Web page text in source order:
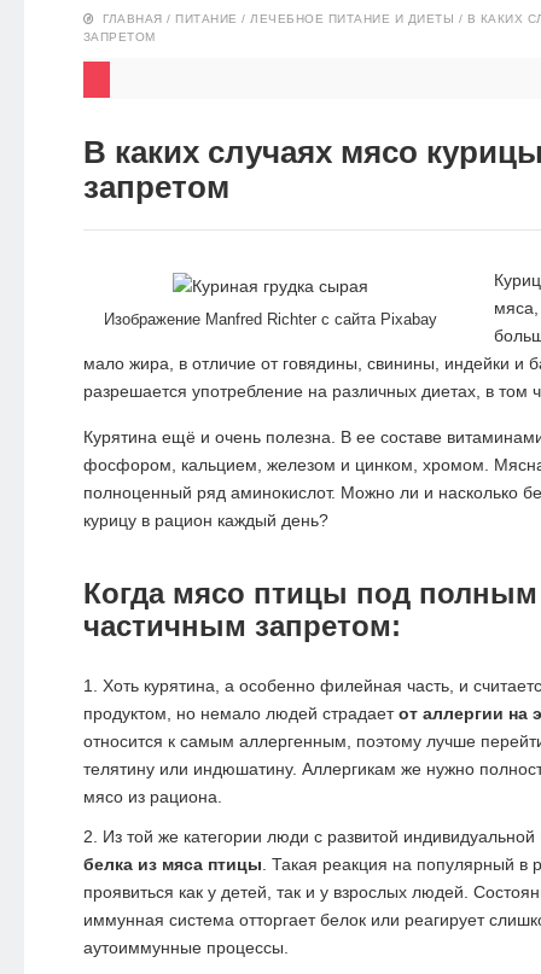
БЛОГ
ГЛАВНАЯ / ПИТАНИЕ / ЛЕЧЕБНОЕ ПИТАНИЕ И ДИЕТЫ / В КАКИХ
ЗАПРЕТОМ
В каких случаях мясо
запретом
Изображение Manfred Richter с сайта Pixabay
мяса,
мало жира, в отличие от говядины, свинины, индейки и
разрешается употребление на различных диетах, в том
Курятина ещё и очень полезна. В ее составе
фосфором, кальцием, железом и цинком, хромом.
полноценный ряд аминокислот. Можно ли и насколько
курицу в рацион каждый день?
Когда мясо птицы под
частичным запретом:
Хоть курятина, а особенно филейная часть, и
продуктом, но немало людей страдаетот аллергии на
относится к самым аллергенным, поэтому лучше
телятину или индюшатину. Аллергикам же нужно
мясо из рациона.
Из той же категории люди с развитой индивидуальной
белка из мяса птицы . Такая реакция на популярный в
проявиться как у детей, так и у взрослых людей.
иммунная система отторгает белок или реагирует
аутоиммунные процессы.